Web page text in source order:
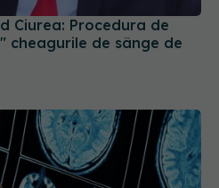
cheagurile de sânge de